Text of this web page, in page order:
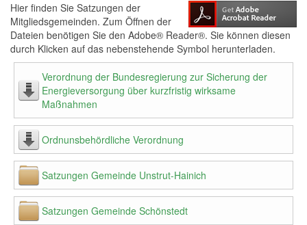
Hier finden Sie Satzungen der
Mitgliedsgemeinden. Zum Öffnen der
Dateien benötigen Sie den Adobe® Reader®. Sie können diesen
durch Klicken auf das nebenstehende Symbol herunterladen.
Verordnung der Bundesregierung zur Sicherung der
Energieversorgung über kurzfristig wirksame
Maßnahmen
Ordnunsbehördliche Verordnung
Satzungen Gemeinde Unstrut-Hainich
Satzungen Gemeinde Schönstedt